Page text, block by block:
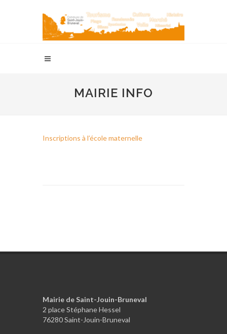
MAIRIE INFO
Inscriptions à l’école maternelle
Mairie de Saint-Jouin-Bruneval
2 place Stéphane Hessel
76280 Saint-Jouin-Bruneval